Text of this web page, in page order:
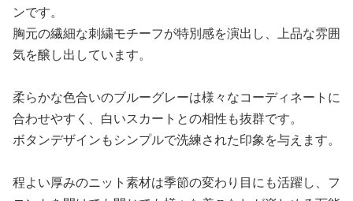
ンです。
胸元の繊細な刺繍モチーフが特別感を演出し、上品な雰囲
気を醸し出しています。
柔らかな色合いのブルーグレーは様々なコーディネートに
合わせやすく、白いスカートとの相性も抜群です。
ボタンデザインもシンプルで洗練された印象を与えます。
程よい厚みのニット素材は季節の変わり目にも活躍し、フ